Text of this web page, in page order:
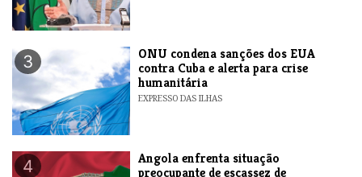
3
ONU condena sanções dos EUA
contra Cuba e alerta para crise
humanitária
EXPRESSO DAS ILHAS
4
Angola enfrenta situação
preocupante de escassez de